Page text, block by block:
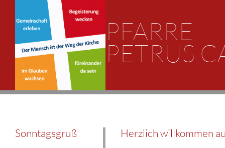
PFARRE
PETRUS
Sonntagsgruß
Herzlich willkommen